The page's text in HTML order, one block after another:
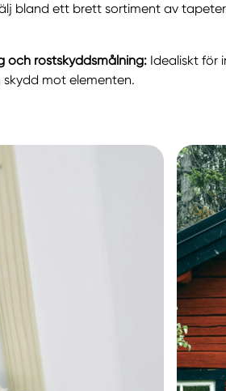
bland ett brett sortiment av
och rostskyddsmålning: Idealiskt för
mot elementen.